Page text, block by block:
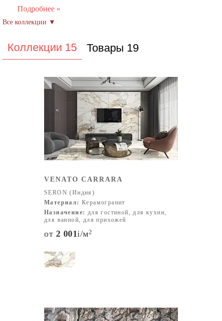
В первые годы работы компания активно
проектирования и производства. Это позволило
развивать уникальные решения для дизайна плитки,
тенденциями. Постепенно Seron расширяла
ассортимент, внедряя новые виды отделки и форматы
Одним из ключевых этапов развития стало внедрение
технологии ТЕХНО-МРАМОР — инновационной
методики, позволяющей воспроизводить фактуру и
цвет натурального камня в гибкой форме плитки. Эта
технология открыла новые возможности для
продукцию более чем в 60 странах мира.
Сегодня компания располагает собственной фабрикой и
прочными кооперативными связями с ведущими
производителями. Производственная мощность Seron
что позволяет быстро реагировать на запросы клиентов
и постоянно обновлять ассортимент.
1200×1200 мм 800×1600 мм 1200×600 мм 900×1800 мм
Коллекции 15 Товары 19
VENATO CARRARA
SERON (Индия)
Материал: Керамогранит
Назначение: для гостиной, для кухни,
для ванной, для прихожей
от 2 001i/м2